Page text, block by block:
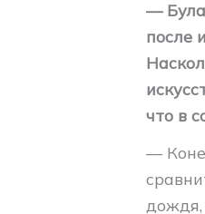
—
после
что в
—
дождя,